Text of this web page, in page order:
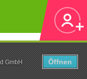
GmbH
Öffnen